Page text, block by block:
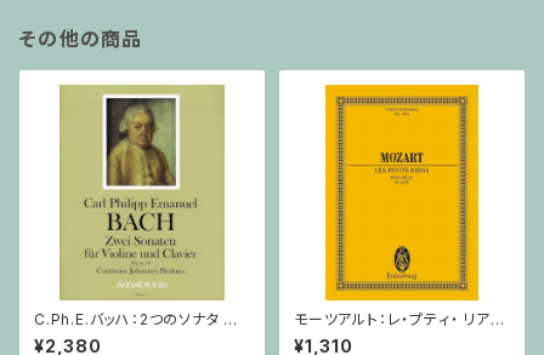
その他の商品
C.Ph.E.バッハ：2つのソナタ Wq
76, 78 / ヴァイオリン・ピアノ
¥2,380
モーツアルト：レ・プティ・ リア
ン/ミニチュアスコア
¥1,310